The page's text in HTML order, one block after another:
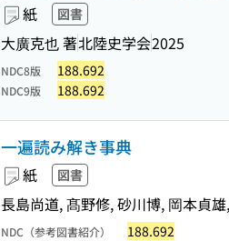
紙 図書
大廣克也 著北陸史学会2025
NDC8版 188.692
NDC9版 188.692
一遍読み解き事典
紙 図書
長島尚道, 髙野修, 砂川博, 岡本貞
NDC（参考図書紹介） 188.692